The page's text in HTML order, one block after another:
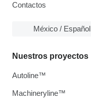
Contactos
México / Español
Nuestros proyectos
Autoline™
Machineryline™